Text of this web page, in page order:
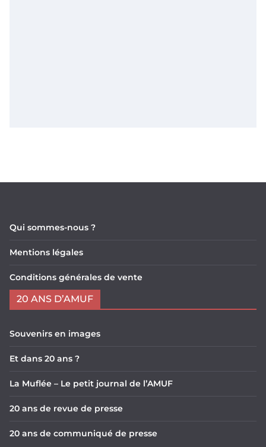
Qui sommes-nous ?
Mentions légales
Conditions générales de vente
20 ANS D’AMUF
Souvenirs en images
Et dans 20 ans ?
La Muflée – Le petit journal de l’AMUF
20 ans de revue de presse
20 ans de communiqué de presse